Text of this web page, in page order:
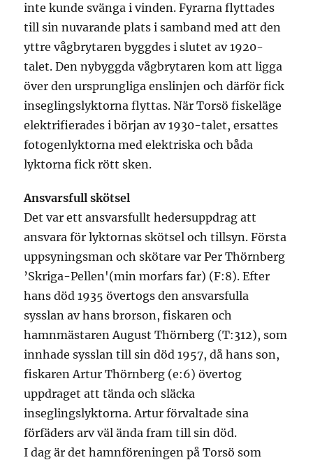
inte kunde svänga i vinden. Fyrarna flyttades
till sin nuvarande plats i samband med att den
yttre vågbrytaren byggdes i slutet av 1920-
talet. Den nybyggda vågbrytaren kom att ligga
över den ursprungliga enslinjen och därför fick
inseglingslyktorna flyttas. När Torsö fiskeläge
elektrifierades i början av 1930-talet, ersattes
fotogenlyktorna med elektriska och båda
lyktorna fick rött sken.
Ansvarsfull skötsel
Det var ett ansvarsfullt hedersuppdrag att
ansvara för lyktornas skötsel och tillsyn. Första
uppsyningsman och skötare var Per Thörnberg
’Skriga-Pellen'(min morfars far) (F:8). Efter
hans död 1935 övertogs den ansvarsfulla
sysslan av hans brorson, fiskaren och
hamnmästaren August Thörnberg (T:312), som
innhade sysslan till sin död 1957, då hans son,
fiskaren Artur Thörnberg (e:6) övertog
uppdraget att tända och släcka
inseglingslyktorna. Artur förvaltade sina
förfäders arv väl ända fram till sin död.
I dag är det hamnföreningen på Torsö som